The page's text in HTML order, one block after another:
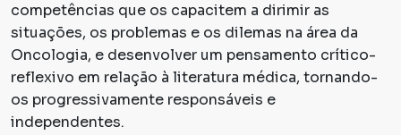
competências que os capacitem a dirimir as
situações, os problemas e os dilemas na área da
Oncologia, e desenvolver um pensamento crítico-
reflexivo em relação à literatura médica, tornando-
os progressivamente responsáveis e
independentes.